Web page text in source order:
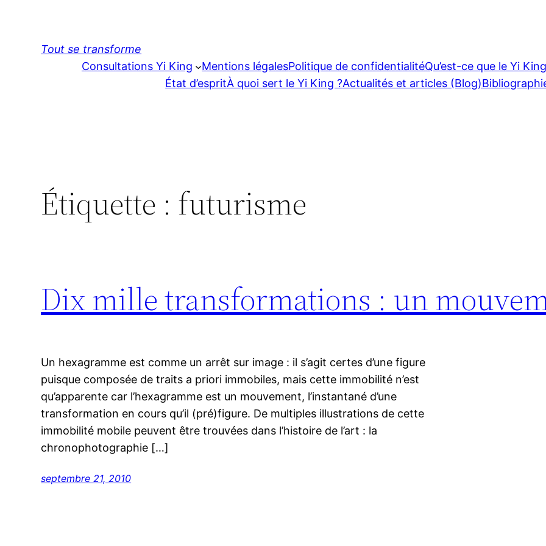
Tout se transforme
Consultations Yi King
Mentions légalesPolitique de confidentialitéQu’est-ce que le Yi
État d’espritÀ quoi sert le Yi King ?Actualités et articles (Blog)
Étiquette : futurisme
Dix mille transformations : un
Un hexagramme est comme un arrêt sur image : il s’agit certes d’une figure
puisque composée de traits a priori immobiles, mais cette immobilité n’est
qu’apparente car l’hexagramme est un mouvement, l’instantané d’une
transformation en cours qu’il (pré)figure. De multiples illustrations de cette
immobilité mobile peuvent être trouvées dans l’histoire de l’art : la
chronophotographie […]
septembre 21, 2010